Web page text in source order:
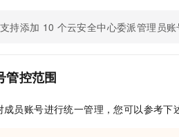
持添加 10 个云安全中心委派管理员账
管控范围
员账号进行统一管理，您可以参考下